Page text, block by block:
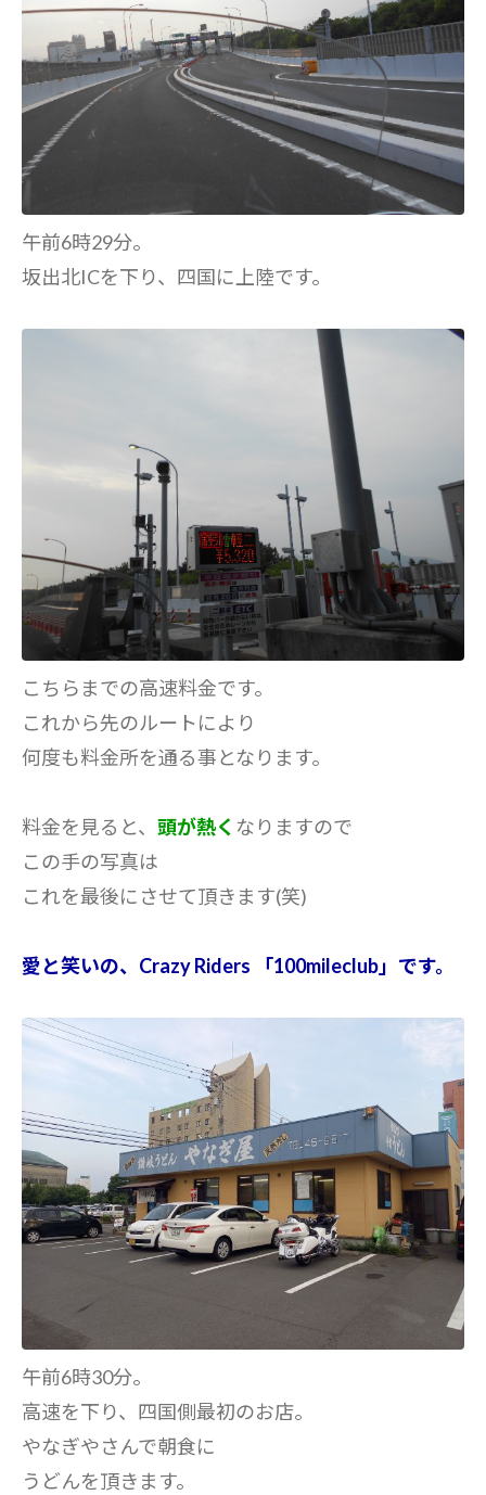
午前6時29分。
坂出北ICを下り、四国に上陸です。
こちらまでの高速料金です。
これから先のルートにより
何度も料金所を通る事となります。
料金を見ると、 頭が熱く なりますので
この手の写真は
これを最後にさせて頂きます(笑)
愛と笑いの、Crazy Riders 「100mileclub」です。
午前6時30分。
高速を下り、四国側最初のお店。
やなぎやさんで朝食に
うどんを頂きます。